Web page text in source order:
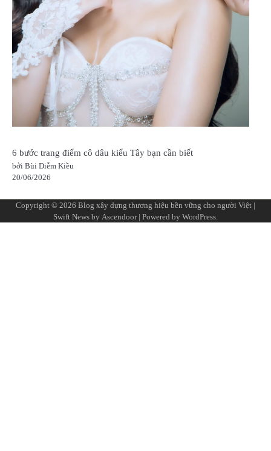
6 bước trang điểm cô dâu kiểu Tây bạn cần biết
bởi Bùi Diễm Kiều
20/06/2026
Copyright © 2026 Blog xây dựng thương hiệu bền vững cho người Việt |
Swift News by Ascendoor| Powered by WordPress